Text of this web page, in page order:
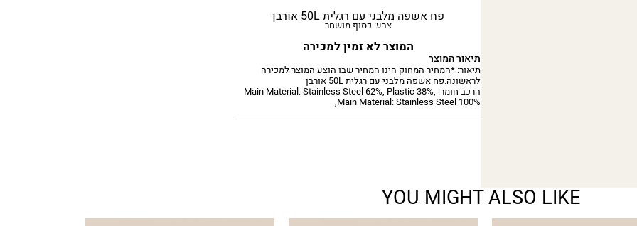
פח אשפה מלבני עם רגלית 50L אורבן
צבע: כסוף מושחר
המוצר לא זמין למכירה
תיאור המוצר
תיאור: *המחיר המחוק הינו המחיר שבו הוצע המוצר למכירה
לראשונה.פח אשפה מלבני עם רגלית 50L אורבן
הרכב חומר: Main Material: Stainless Steel 62%, Plastic 38%,
Main Material: Stainless Steel 100%,
YOU MIGHT ALSO LIKE